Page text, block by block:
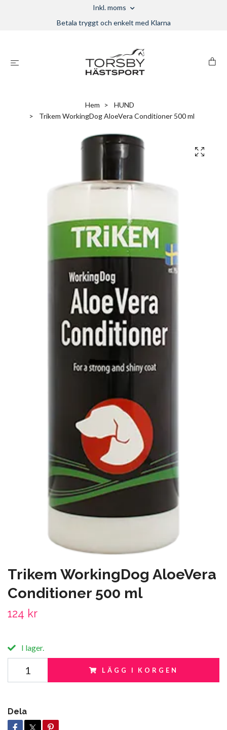
Inkl. moms
Betala tryggt och enkelt med Klarna
Hem
HUND
Trikem WorkingDog AloeVera Conditioner 500 ml
Trikem WorkingDog AloeVera
Conditioner 500 ml
124 kr
I lager.
LÄGG I KORGEN
Dela